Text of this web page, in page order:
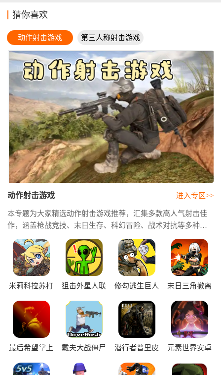
猜你喜欢
动作射击游戏
第三人称射击游戏
大全
动作射击游戏
本专题为大家精选动作射击游戏推荐，汇集多款高人气射击佳
作，涵盖枪战竞技、末日生存、科幻冒险、战术对抗等多种玩
法。动作射击游戏排行榜并推出优质动作射击游戏合集，帮助
玩家快速发现值得体验的精品游戏，尽情享受精准射击、热血
战斗和酣畅淋漓的游戏乐趣。
进入专区>>
米莉科拉苏打
狙击外星人联
修勾逃生巨人
末日三角撤离
最后希望掌上
戴夫大战僵尸
潜行者普里皮
机版
元素世界安卓